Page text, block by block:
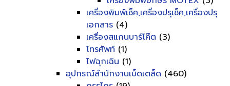
เครื่องพิมพ์เช็ค,เครื่องปรุเช็ค,เครื่องปรุ
เอกสาร (4)
เครื่องสแกนบาร์โค๊ต (3)
โทรศัพท์ (1)
ไฟฉุกเฉิน (1)
อุปกรณ์สำนักงานเบ็ดเตล็ด (460)